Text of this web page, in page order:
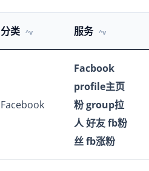
分类 服务
Facebook
Facbook
profile主页
粉 group拉
人 好友 fb粉
丝 fb涨粉